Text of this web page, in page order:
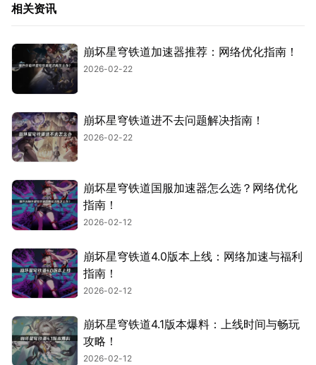
相关资讯
崩坏星穹铁道加速器推荐：网络优化指南！
2026-02-22
崩坏星穹铁道进不去问题解决指南！
2026-02-22
崩坏星穹铁道国服加速器怎么选？网络优化
指南！
2026-02-12
崩坏星穹铁道4.0版本上线：网络加速与福利
指南！
2026-02-12
崩坏星穹铁道4.1版本爆料：上线时间与畅玩
攻略！
2026-02-12